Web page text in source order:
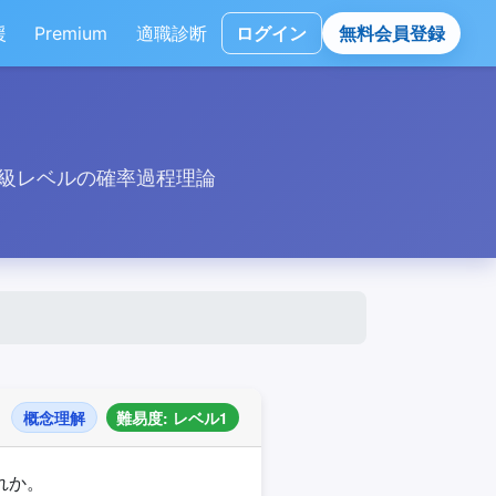
Premium 適職診断 ログイン 無料会員登録
レベルの確率過程理論
概念理解 難易度: レベル1
。